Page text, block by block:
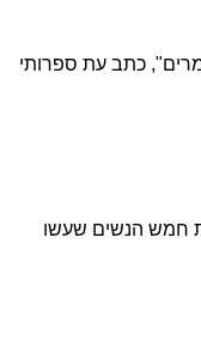
כתב עת ספרותי
חמש הנשים שעשו